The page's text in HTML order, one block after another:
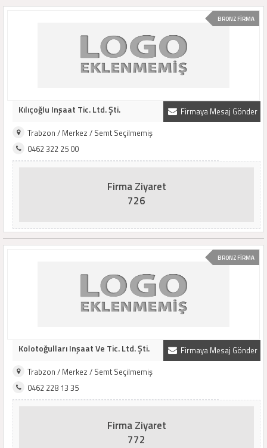
BRONZ FİRMA
Firmaya Mesaj Gönder
Kılıçoğlu Inşaat Tic. Ltd. Şti.
Trabzon / Merkez / Semt Seçilmemiş
0462 322 25 00
Firma Ziyaret
726
BRONZ FİRMA
Firmaya Mesaj Gönder
Kolotoğulları Inşaat Ve Tic. Ltd. Şti.
Trabzon / Merkez / Semt Seçilmemiş
0462 228 13 35
Firma Ziyaret
772